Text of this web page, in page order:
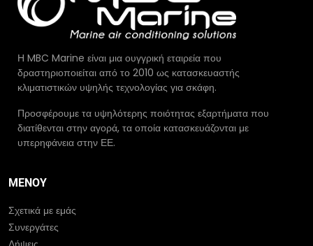
Η MBC Marine είναι μια ουγγρική εταιρεία που
δραστηριοποιείται από το 2010 ως κατασκευαστής
κλιματιστικών υψηλής τεχνολογίας για σκάφη.
Προσφέρουμε τα υψηλότερης ποιότητας εξαρτήματα που
διατίθενται στην αγορά, τα οποία κατασκευάζονται με
υπερηφάνεια στην ΕΕ.
ΜΕΝΟΎ
Σχετικά με εμάς
Συνεργάτες